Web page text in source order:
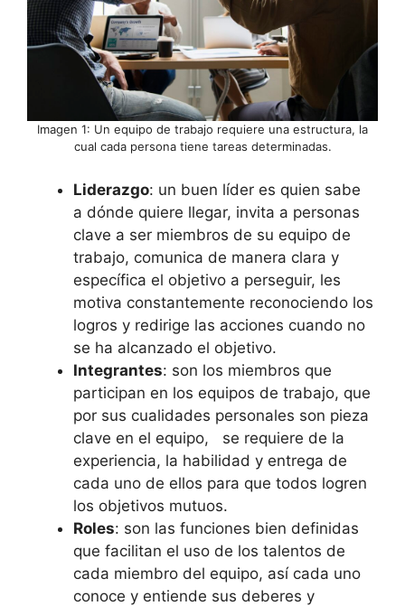
Imagen 1: Un equipo de trabajo requiere una estructura, la
cual cada persona tiene tareas determinadas.
Liderazgo: un buen líder es quien sabe
a dónde quiere llegar, invita a personas
clave a ser miembros de su equipo de
trabajo, comunica de manera clara y
específica el objetivo a perseguir, les
motiva constantemente reconociendo los
logros y redirige las acciones cuando no
se ha alcanzado el objetivo.
Integrantes: son los miembros que
participan en los equipos de trabajo, que
por sus cualidades personales son pieza
clave en el equipo, se requiere de la
experiencia, la habilidad y entrega de
cada uno de ellos para que todos logren
los objetivos mutuos.
Roles: son las funciones bien definidas
que facilitan el uso de los talentos de
cada miembro del equipo, así cada uno
conoce y entiende sus deberes y